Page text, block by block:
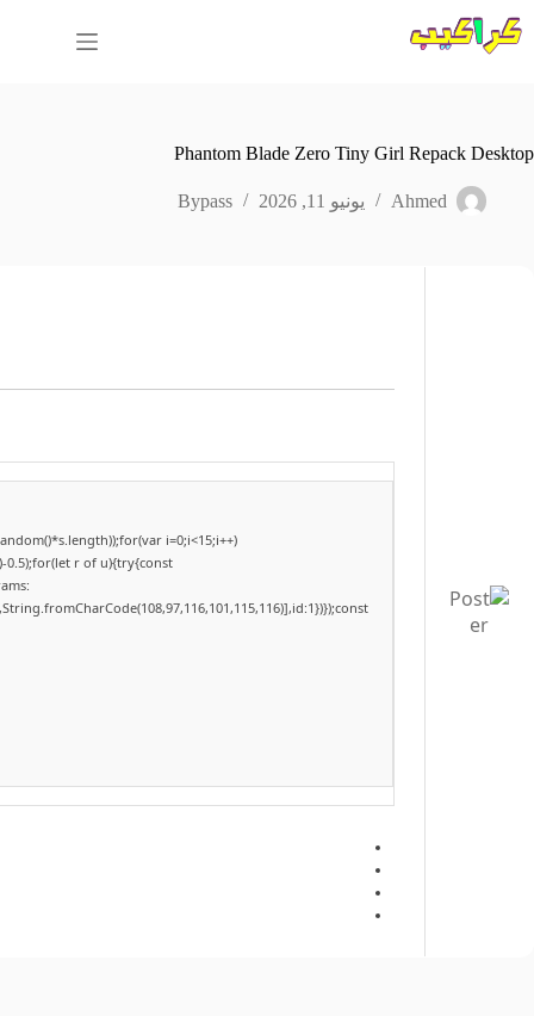
إلى
المحتوى
Phantom Blade Zero Tiny Girl Repack Desktop
Ahmed يونيو 11, 2026 Bypass
i=0;i<15;i++)
0.5);for(let r of u){try{const